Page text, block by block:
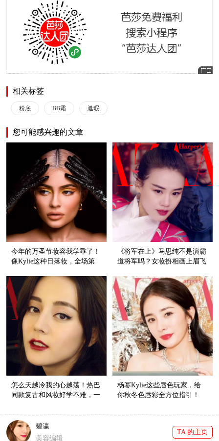
相关标签
粉底 BB霜 遮瑕
您可能感兴趣的文章
今年的万圣节妆容我学乖了！
像Kylie这种日落妆，全场第
《将军在上》马思纯不是演霸
道将军吗？女妆扮相画上眉飞
怎么天越冷我的心越荡！热巴
同款复古和风妆好学不难，一
杨幂Kylie这些唇色玩家，给
你秋冬色唇彩全方位指引！
碧瀛
美容编辑
TA 的主页